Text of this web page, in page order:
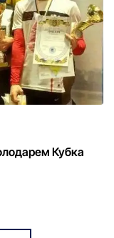
Кубка